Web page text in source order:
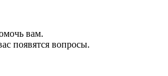
вам.
появятся вопросы.